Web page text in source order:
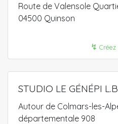
Route de Valensole
04500 Quinson
↯
STUDIO LE GÉNÉPI
Autour de Colmars-les-
départementale 908